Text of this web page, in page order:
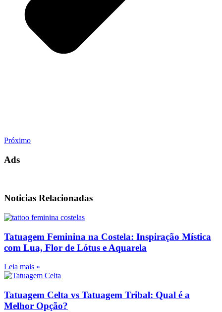
Próximo
Ads
Noticias Relacionadas
Tatuagem Feminina na Costela: Inspiração Mística
com Lua, Flor de Lótus e Aquarela
Leia mais »
Tatuagem Celta vs Tatuagem Tribal: Qual é a
Melhor Opção?